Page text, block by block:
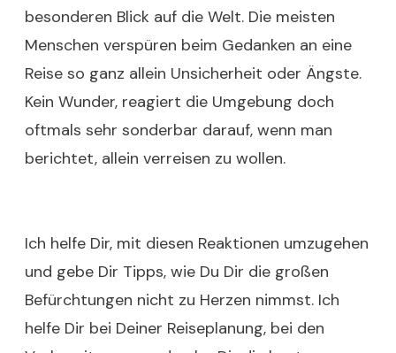
besonderen Blick auf die Welt. Die meisten
Menschen verspüren beim Gedanken an eine
Reise so ganz allein Unsicherheit oder Ängste.
Kein Wunder, reagiert die Umgebung doch
oftmals sehr sonderbar darauf, wenn man
berichtet, allein verreisen zu wollen.
Ich helfe Dir, mit diesen Reaktionen umzugehen
und gebe Dir Tipps, wie Du Dir die großen
Befürchtungen nicht zu Herzen nimmst. Ich
helfe Dir bei Deiner Reiseplanung, bei den